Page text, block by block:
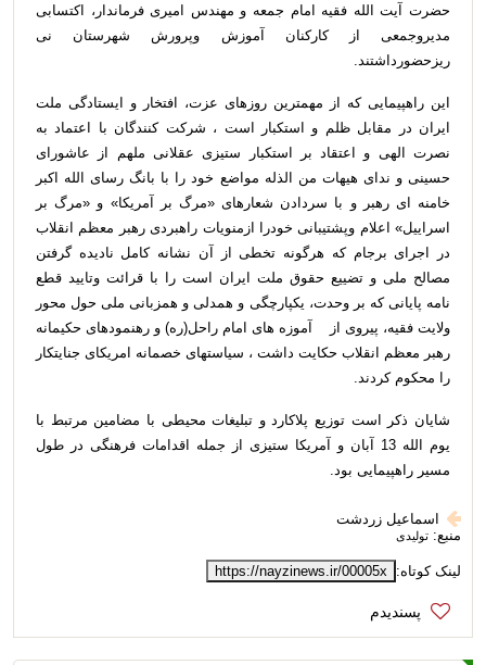
حضرت آیت الله فقیه امام جمعه و مهندس امیری فرماندار، اکتسابی
مدیروجمعی از کارکنان آموزش وپرورش شهرستان نی
ریزحضورداشتند.
این راهپیمایی که از مهمترین روزهای عزت، افتخار و ایستادگی ملت
ایران در مقابل ظلم و استکبار است ، شرکت کنندگان با اعتماد به
نصرت الهی و اعتقاد بر استکبار ستیزی عقلانی ملهم از عاشورای
حسینی و ندای هیهات من الذله مواضع خود را با بانگ رسای الله اکبر
خامنه ای رهبر و با سردادن شعارهای «مرگ بر آمریکا» و «مرگ بر
اسراییل» اعلام وپشتیبانی خودرا ازمنویات راهبردی رهبر معظم انقلاب
در اجرای برجام که هرگونه تخطی از آن نشانه کامل نادیده گرفتن
مصالح ملی و تضییع حقوق ملت ایران است را با قرائت وتایید قطع
نامه پایانیکه بر وحدت، یکپارچگی و همدلی و همزبانی ملی حول محور
ولایت فقیه، پیروی از آموزه های امام راحل(ره) و رهنمودهای حکیمانه
رهبر معظم انقلاب حکایت داشت ، سیاستهای خصمانه امریکای جنایتکار
را محکوم کردند.
شایان ذکر است توزیع پلاکارد و تبلیغات محیطی با مضامین مرتبط با
یوم الله 13 آبان و آمریکا ستیزی از جمله اقدامات فرهنگی در طول
مسیر راهپیمایی بود.
اسماعیل زردشت
منبع: تولیدی
لینک کوتاه: https://nayzinews.ir/00005x